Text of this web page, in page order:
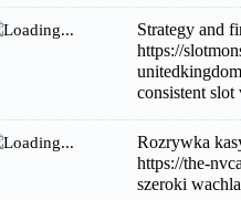
Strategy and
https://
consistent slot
Rozrywka
https://the-
szeroki